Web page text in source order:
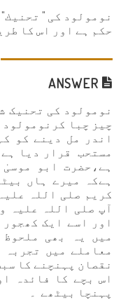
نومولود کی "
حکم ہے اور اس کا
نومولود کی تحنیک
چیز چبا
اندر مل دینے کو
مستحب قرار دیا
ہے،حضرت ابو
ہےکہ میرے ہاں
کریم صلی اللہ
آپ صلی اللہ علیہ
اور اسے ایک
میں یہ بھی
معاملے میں تجربہ
نقصان پہنچنے کا
اس بچے کا فائدہ
پہنچا بیٹھے ۔